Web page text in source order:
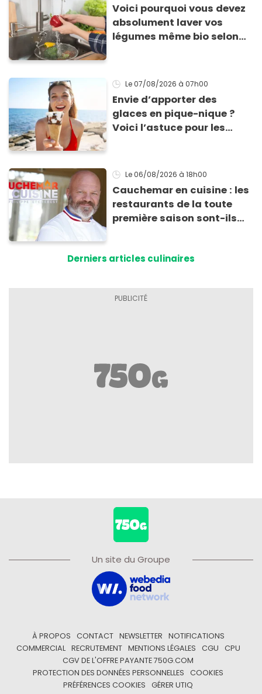
Voici pourquoi vous devez
absolument laver vos
légumes même bio selon
Le 07/08/2026 à 07h00
Envie d’apporter des
glaces en pique-nique ?
Voici l’astuce pour les
ne fondent !
Le 06/08/2026 à 18h00
Cauchemar en cuisine : les
restaurants de la toute
première saison sont-ils
Derniers articles culinaires
Un site du Groupe
À PROPOS CONTACT NEWSLETTER
NOTIFICATIONS
COMMERCIAL
RECRUTEMENT MENTIONS LÉGALES CGU
CPU
CGV DE L'OFFRE PAYANTE 750G.COM
PROTECTION DES DONNÉES PERSONNELLES
COOKIES
PRÉFÉRENCES COOKIES
GÉRER UTIQ